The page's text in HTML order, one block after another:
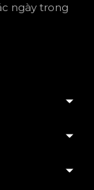
ngày trong